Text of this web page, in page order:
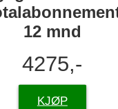
12 mnd
4275,-
KJØP